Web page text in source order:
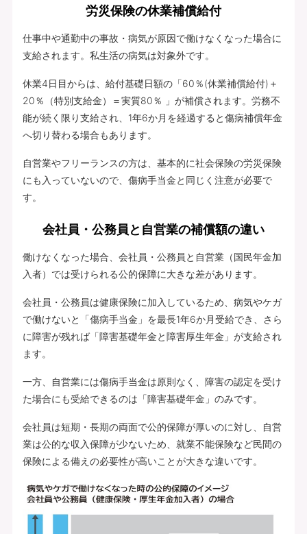
労災保険の休業補償給付
仕事中や通勤中の事故・病気が原因で働けなくなった場合に
支給されます。私生活の病気は対象外です。
休業4日目からは、給付基礎日額の「60％(休業補償給付)＋
20％（特別支給金）＝実質80％ 」が補償されます。労務不
能が続く限り支給され、1年6か月を経過すると傷病補償年金
へ切り替わる場合もあります。
自営業やフリーランスの方は、基本的に社会保険の労災保険
にも入っていないので、傷病手当金と同じく注意が必要で
す。
会社員・公務員と自営業の補償額の違い
働けなくなった場合、会社員・公務員と自営業（国民年金加
入者）では受けられる公的保障に大きな差があります。
会社員・公務員は健康保険に加入しているため、病気やケガ
で働けないと「傷病手当金」を最長1年6か月受給でき、さら
に障害が残れば「障害基礎年金と障害厚生年金」が支給され
ます。
一方、自営業には傷病手当金は原則なく、障害の認定を受け
た場合にも受給できるのは「障害基礎年金」のみです。
会社員は短期・長期の両面で公的保障が厚いのに対し、自営
業は公的な収入保障が少ないため、就業不能保険など民間の
保険による備えの必要性が高いことが大きな違いです。